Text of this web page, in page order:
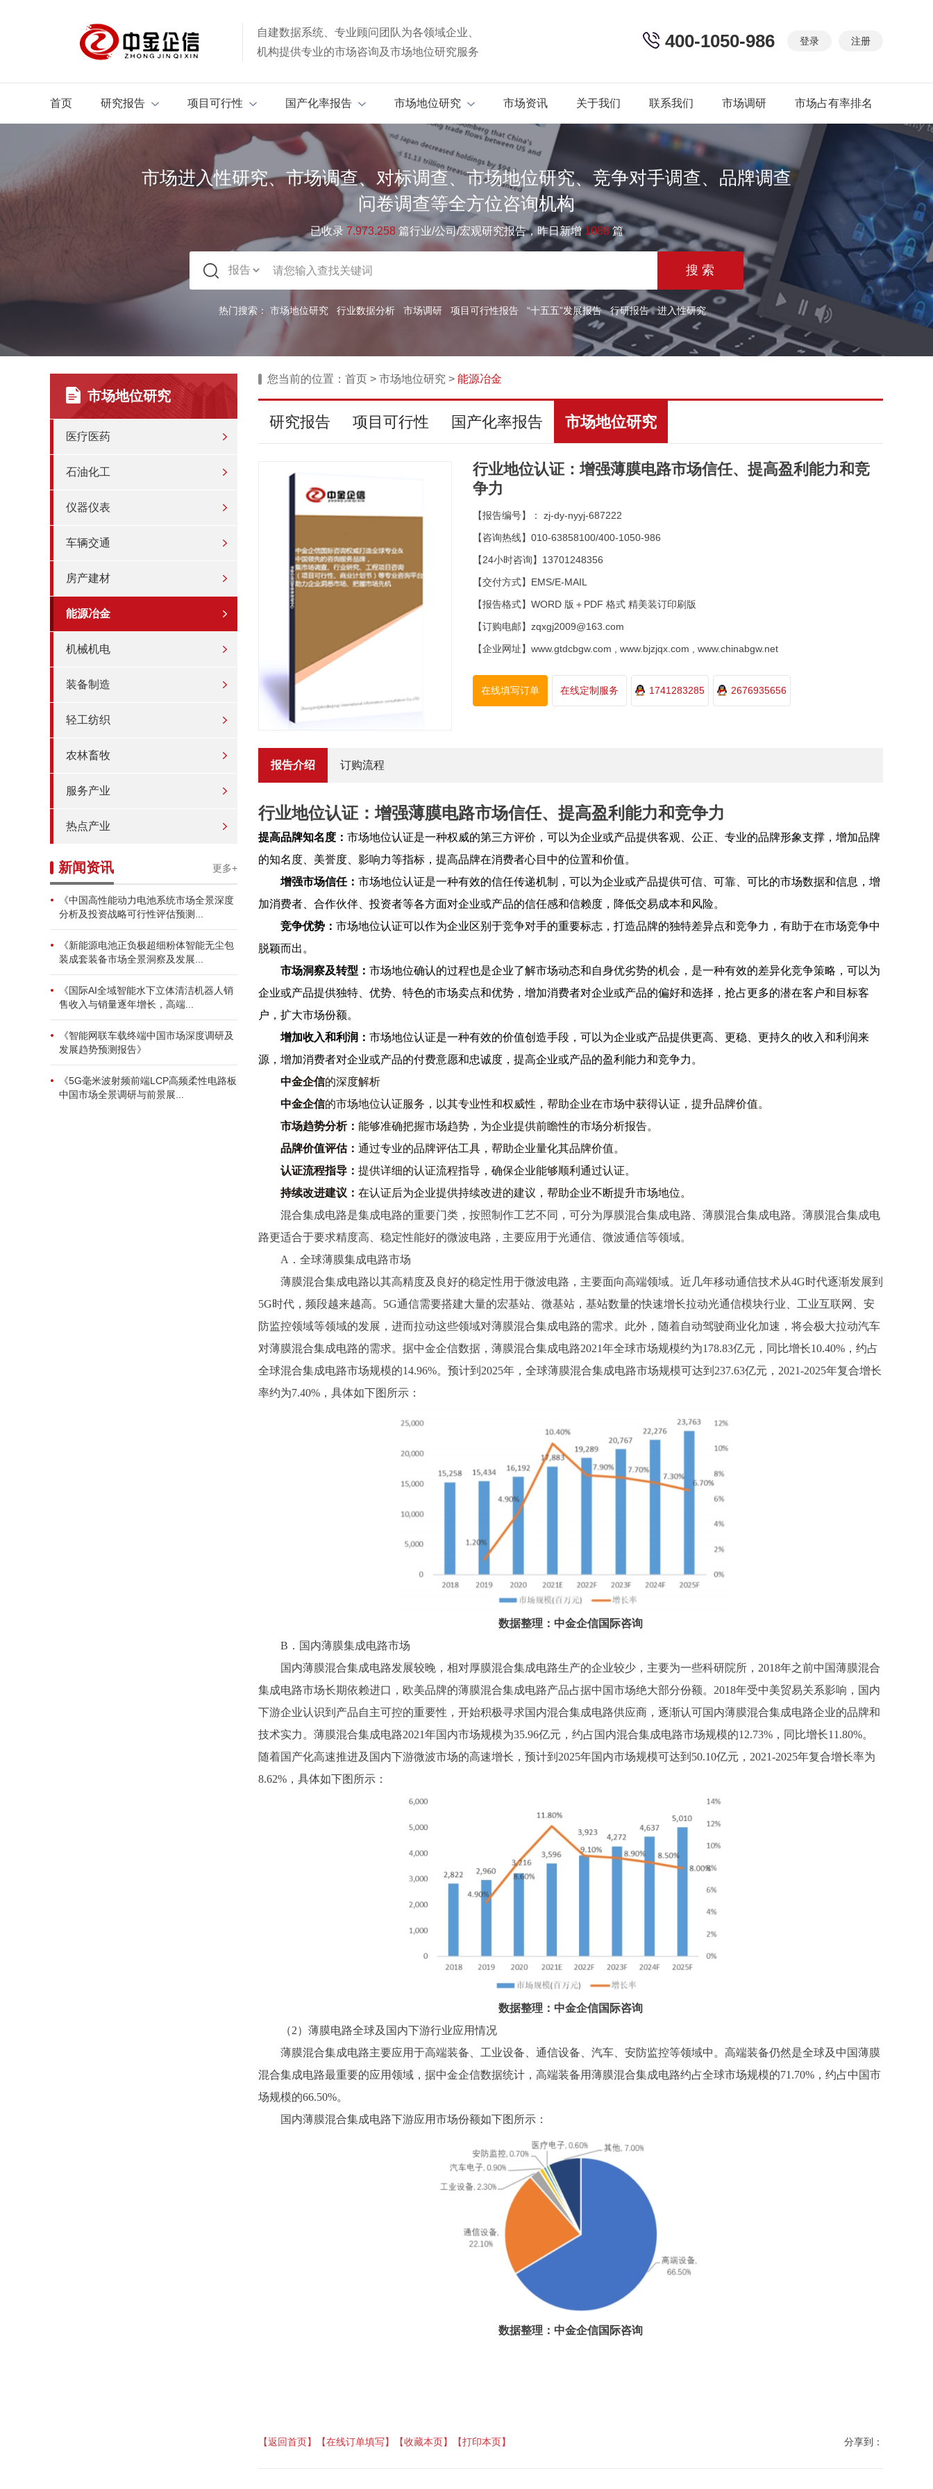
自建数据系统、专业顾问团队为各领域企业、
机构提供专业的市场咨询及市场地位研究服务
登录 注册
400-1050-986
首页 研究报告 项目可行性 国产化率报告 市场地位研究 市场资讯 关于我们 联系我们 市场调研 市场占有率排名
市场进入性研究、市场调查、对标调查、市场地位研究、竞争对手调查、品牌调查
问卷调查等全方位咨询机构
已收录 7.973.258 篇行业/公司/宏观研究报告，昨日新增1088篇
热门搜索： 市场地位研究 行业数据分析 市场调研 项目可行性报告 “十五五”发展报告 行研报告 进入性研究
市场地位研究
医疗医药
石油化工
仪器仪表
车辆交通
房产建材
能源冶金
机械机电
装备制造
轻工纺织
农林畜牧
服务产业
热点产业
新闻资讯 更多+
《中国高性能动力电池系统市场全景深度
分析及投资战略可行性评估预测...
《新能源电池正负极超细粉体智能无尘包
装成套装备市场全景洞察及发展...
《国际AI全域智能水下立体清洁机器人销
售收入与销量逐年增长，高端...
《智能网联车载终端中国市场深度调研及
发展趋势预测报告》
《5G毫米波射频前端LCP高频柔性电路板
中国市场全景调研与前景展...
您当前的位置： 首页 > 市场地位研究 > 能源冶金
研究报告 项目可行性 国产化率报告 市场地位研究
行业地位认证：增强薄膜电路市场信任、提高盈利能力和竞
争力
【报告编号】： zj-dy-nyyj-687222
【咨询热线】010-63858100/400-1050-986
【24小时咨询】13701248356
【交付方式】EMS/E-MAIL
【报告格式】WORD 版＋PDF 格式 精美装订印刷版
【订购电邮】zqxgj2009@163.com
【企业网址】www.gtdcbgw.com , www.bjzjqx.com , www.chinabgw.net
在线填写订单 在线定制服务 1741283285 2676935656
报告介绍 订购流程
行业地位认证：增强薄膜电路市场信任、提高盈利能力和竞争力
提高品牌知名度 ： 市场地位认证是一种权威的第三方评价，可以为企业或产品提供客观、公正、专业的品牌形象支撑，增加品牌
的知名度、美誉度、影响力等指标，提高品牌在消费者心目中的位置和价值。
增强市场信任： 市场地位认证是一种有效的信任传递机制，可以为企业或产品提供可信、可靠、可比的市场数据和信息，增
加消费者、合作伙伴、投资者等各方面对企业或产品的信任感和信赖度，降低交易成本和风险。
竞争优势 ： 市场地位认证可以作为企业区别于竞争对手的重要标志，打造品牌的独特差异点和竞争力，有助于在市场竞争中
脱颖而出。
市场洞察及转型 ： 市场地位确认的过程也是企业了解市场动态和自身优劣势的机会，是一种有效的差异化竞争策略，可以为
企业或产品提供独特、优势、特色的市场卖点和优势，增加消费者对企业或产品的偏好和选择，抢占更多的潜在客户和目标客
户，扩大市场份额。
增加收入和利润 ： 市场地位认证是一种有效的价值创造手段，可以为企业或产品提供更高、更稳、更持久的收入和利润来
源，增加消费者对企业或产品的付费意愿和忠诚度，提高企业或产品的盈利能力和竞争力。
中金企信的深度解析
中金企信的市场地位认证服务，以其专业性和权威性，帮助企业在市场中获得认证，提升品牌价值。
市场趋势分析： 能够准确把握市场趋势，为企业提供前瞻性的市场分析报告。
品牌价值评估： 通过专业的品牌评估工具，帮助企业量化其品牌价值。
认证流程指导： 提供详细的认证流程指导，确保企业能够顺利通过认证。
持续改进建议： 在认证后为企业提供持续改进的建议，帮助企业不断提升市场地位。
混合集成电路是集成电路的重要门类，按照制作工艺不同，可分为厚膜混合集成电路、薄膜混合集成电路。薄膜混合集成电
路更适合于要求精度高、稳定性能好的微波电路，主要应用于光通信、微波通信等领域。
A． 全球薄膜集成电路市场
薄膜混合集成电路以其高精度及良好的稳定性用于微波电路，主要面向高端领域。近几年移动通信技术从4G时代逐渐发展到
5G时代，频段越来越高。5G通信需要搭建大量的宏基站、微基站，基站数量的快速增长拉动光通信模块行业、工业互联网、安
防监控领域等领域的发展，进而拉动这些领域对薄膜混合集成电路的需求。此外，随着自动驾驶商业化加速，将会极大拉动汽车
对薄膜混合集成电路的需求。据中金企信数据 ，薄膜混合集成电路2021年全球市场规模约为178.83亿元，同比增长10.40%，约占
全球混合集成电路市场规模的14.96%。预计到2025年，全球薄膜混合集成电路市场规模可达到237.63亿元，2021-2025年复合增长
率约为7.40%，具体如下图所示：
数据整理：中金企信国际咨询
B． 国内薄膜集成电路市场
国内薄膜混合集成电路发展较晚，相对厚膜混合集成电路生产的企业较少，主要为一些科研院所， 2018年之前中国薄膜混合
集成电路市场长期依赖进口，欧美品牌的薄膜混合集成电路产品占据中国市场绝大部分份额。2018年受中美贸易关系影响，国内
下游企业认识到产品自主可控的重要性，开始积极寻求国内混合集成电路供应商，逐渐认可国内薄膜混合集成电路企业的品牌和
技术实力。薄膜混合集成电路2021年国内市场规模为35.96亿元，约占国内混合集成电路市场规模的12.73%，同比增长11.80%。
随着国产化高速推进及国内下游微波市场的高速增长，预计到2025年国内市场规模可达到50.10亿元，2021-2025年复合增长率为
8.62%，具体如下图所示：
数据整理：中金企信国际咨询
（2） 薄膜电路全球及国内下游行业应用情况
薄膜混合集成电路主要应用于高端装备、工业设备、通信设备、汽车、安防监控等领域中。高端装备仍然是全球及中国薄膜
混合集成电路最重要的应用领域，据中金企信数据统计，高端装备用薄膜混合集成电路约占全球市场规模的71.70%，约占中国市
场规模的66.50%。
国内薄膜混合集成电路下游应用市场份额如下图所示：
数据整理：中金企信国际咨询
【返回首页】 【在线订单填写】 【收藏本页】 【打印本页】 分享到：